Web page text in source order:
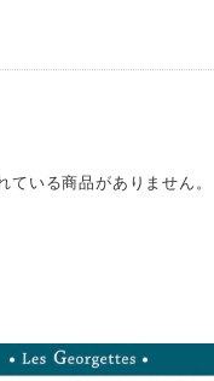
ている商品がありません。